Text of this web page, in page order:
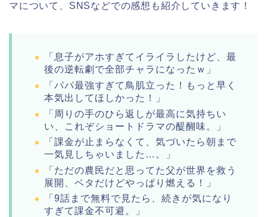
マについて、 SNSなどでの感想も紹介していきます！
「息子がアホすぎてイライラしたけど、最
後の逆転劇で全部チャラになったｗ」
「パパ最強すぎて鳥肌立った！もっと早く
本気出してほしかった！」
「周りの手のひら返しが最高に気持ちい
い、これぞショートドラマの醍醐味。」
「課金が止まらなくて、気づいたら朝まで
一気見しちゃいました…。」
「ただの農民だと思ってた父が世界を救う
展開、ベタだけどやっぱり燃える！」
「9話まで無料で見たら、続きが気になり
すぎて課金不可避。」